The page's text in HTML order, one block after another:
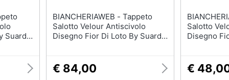
Suardi
BIANCHERIAWEB - Tappeto
Salotto Velour Antiscivolo
Disegno Fior Di Loto By Suardi
€ 84,00
Salotto
Disegno
€